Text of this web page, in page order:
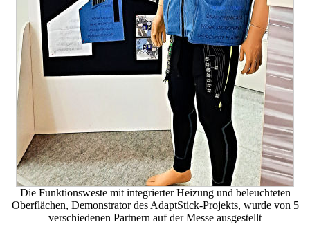
Die Funktionsweste mit integrierter Heizung und beleuchteten
Oberflächen, Demonstrator des AdaptStick-Projekts, wurde von 5
verschiedenen Partnern auf der Messe ausgestellt